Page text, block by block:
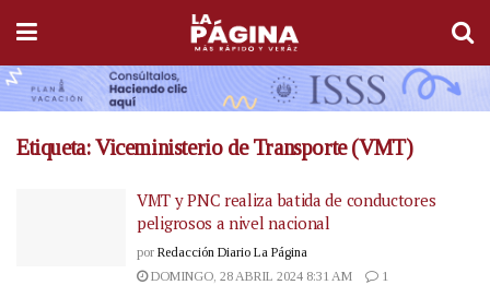
Etiqueta:Viceministerio de Transporte (VMT)
VMT y PNC realiza batida de conductores
peligrosos a nivel nacional
por Redacción Diario La Página
DOMINGO, 28 ABRIL 2024 8:31 AM
1